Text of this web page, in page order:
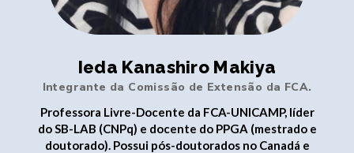
Ieda Kanashiro Makiya
Integrante da Comissão de Extensão da FCA.
Professora Livre-Docente da FCA-UNICAMP, líder
do SB-LAB (CNPq) e docente do PPGA (mestrado e
doutorado). Possui pós-doutorados no Canadá e